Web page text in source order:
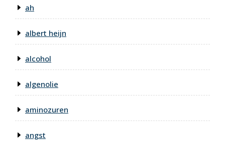
ah
albert heijn
alcohol
algenolie
aminozuren
angst